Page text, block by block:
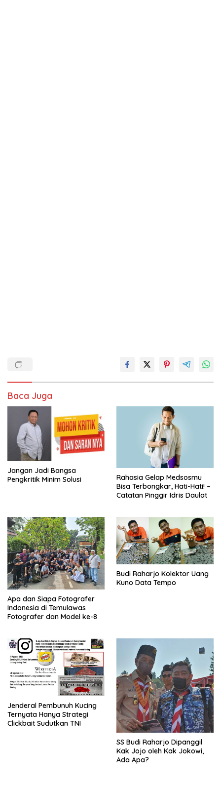
Baca Juga
Jangan Jadi Bangsa
Pengkritik Minim Solusi
Rahasia Gelap Medsosmu
Bisa Terbongkar, Hati-Hati! –
Catatan Pinggir Idris Daulat
Apa dan Siapa Fotografer
Indonesia di Temulawas
Fotografer dan Model ke-8
Budi Raharjo Kolektor Uang
Kuno Data Tempo
Jenderal Pembunuh Kucing
Ternyata Hanya Strategi
Clickbait Sudutkan TNI
SS Budi Raharjo Dipanggil
Kak Jojo oleh Kak Jokowi,
Ada Apa?